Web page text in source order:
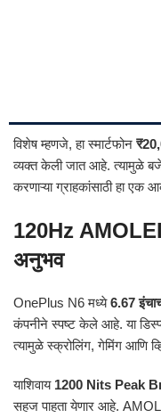
विशेष म्हणजे, हा स्मार्टफोन
व्यक्त केली जात आहे. त्यामुळे
करणाऱ्या ग्राहकांसाठी हा एक
120Hz
अनुभव
OnePlus N6 मध्ये6.67
कंपनीने स्पष्ट केले आहे. या
त्यामुळे स्क्रोलिंग, गेमिंग आणि
याशिवाय 1200 Nits Peak
सहज पाहता येणार आहे.